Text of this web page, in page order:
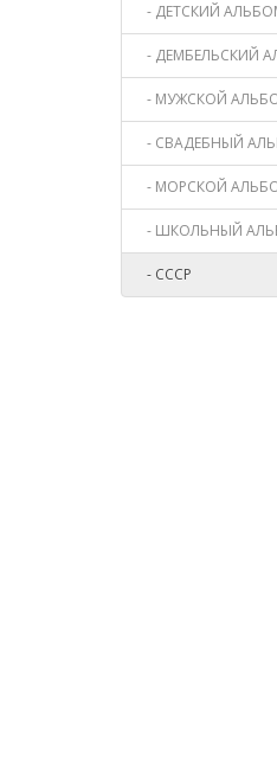
- ДЕТСКИЙ
- ДЕМБЕЛЬСКИЙ
- МУЖСКОЙ
- СВАДЕБНЫЙ
- МОРСКОЙ
- ШКОЛЬНЫЙ
- СССР